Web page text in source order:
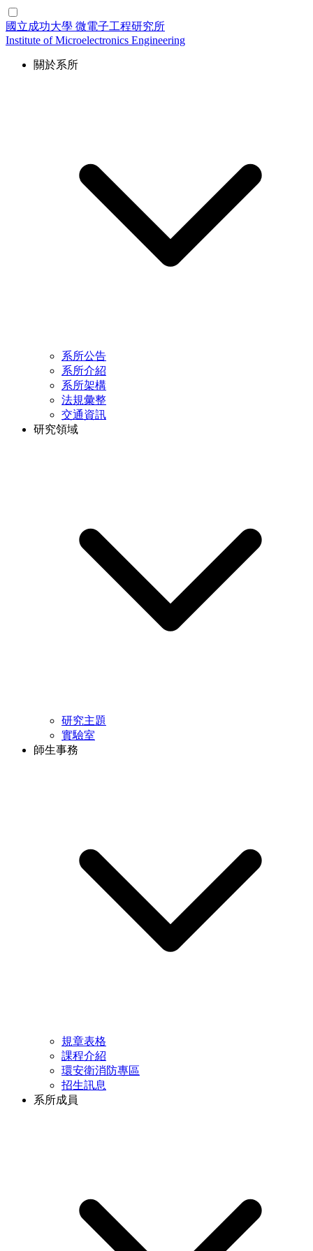
國立成功大學 微電子工程研究所
Institute of Microelectronics Engineering
關於系所
系所公告
系所介紹
系所架構
法規彙整
交通資訊
研究領域
研究主題
實驗室
師生事務
規章表格
課程介紹
環安衛消防專區
招生訊息
系所成員